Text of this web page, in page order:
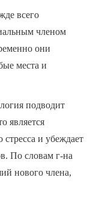
всего
членом
они
места и
подводит
является
и убеждает
По словам г-на
нового члена,